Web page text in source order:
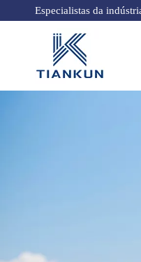
Especialistas da